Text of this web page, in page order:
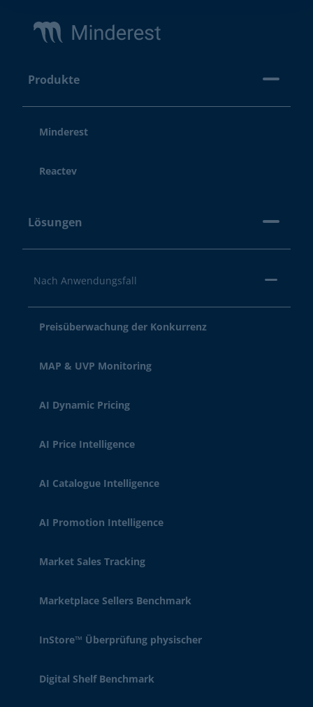
Produkte
Minderest
Reactev
Lösungen
Nach Anwendungsfall
Preisüberwachung der Konkurrenz
MAP & UVP Monitoring
AI Dynamic Pricing
AI Price Intelligence
AI Catalogue Intelligence
AI Promotion Intelligence
Market Sales Tracking
Marketplace Sellers Benchmark
InStore™ Überprüfung physischer
Digital Shelf Benchmark